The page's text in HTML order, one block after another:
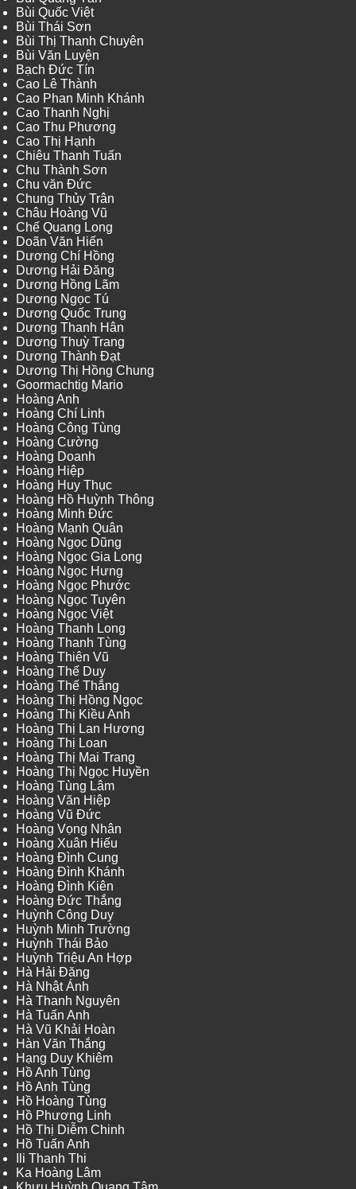
Bùi Quốc Việt
Bùi Thái Sơn
Bùi Thị Thanh Chuyên
Bùi Văn Luyện
Bạch Đức Tín
Cao Lê Thành
Cao Phan Minh Khánh
Cao Thanh Nghị
Cao Thu Phương
Cao Thị Hạnh
Chiêu Thanh Tuấn
Chu Thành Sơn
Chu văn Đức
Chung Thủy Trân
Châu Hoàng Vũ
Chế Quang Long
Doãn Văn Hiến
Dương Chí Hồng
Dương Hải Đăng
Dương Hồng Lãm
Dương Ngọc Tú
Dương Quốc Trung
Dương Thanh Hân
Dương Thuỳ Trang
Dương Thành Đạt
Dương Thị Hồng Chung
Goormachtig Mario
Hoàng Anh
Hoàng Chí Linh
Hoàng Công Tùng
Hoàng Cường
Hoàng Doanh
Hoàng Hiệp
Hoàng Huy Thục
Hoàng Hồ Huỳnh Thông
Hoàng Minh Đức
Hoàng Mạnh Quân
Hoàng Ngọc Dũng
Hoàng Ngọc Gia Long
Hoàng Ngọc Hưng
Hoàng Ngọc Phước
Hoàng Ngọc Tuyên
Hoàng Ngọc Việt
Hoàng Thanh Long
Hoàng Thanh Tùng
Hoàng Thiên Vũ
Hoàng Thế Duy
Hoàng Thế Thắng
Hoàng Thị Hồng Ngọc
Hoàng Thị Kiều Anh
Hoàng Thị Lan Hương
Hoàng Thị Loan
Hoàng Thị Mai Trang
Hoàng Thị Ngọc Huyền
Hoàng Tùng Lâm
Hoàng Văn Hiệp
Hoàng Vũ Đức
Hoàng Vọng Nhân
Hoàng Xuân Hiếu
Hoàng Đình Cung
Hoàng Đình Khánh
Hoàng Đình Kiên
Hoàng Đức Thắng
Huỳnh Công Duy
Huỳnh Minh Trường
Huỳnh Thái Bảo
Huỳnh Triệu An Hợp
Hà Hải Đăng
Hà Nhật Ánh
Hà Thanh Nguyên
Hà Tuấn Anh
Hà Vũ Khải Hoàn
Hàn Văn Thắng
Hạng Duy Khiêm
Hồ Anh Tùng
Hồ Anh Tùng
Hồ Hoàng Tùng
Hồ Phương Linh
Hồ Thị Diễm Chinh
Hồ Tuấn Anh
Ili Thanh Thi
Ka Hoàng Lâm